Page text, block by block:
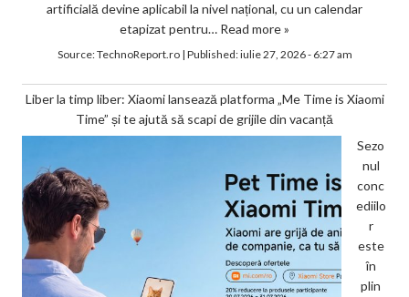
artificială devine aplicabil la nivel național, cu un calendar
etapizat pentru… Read more »
Source:TechnoReport.ro| Published:iulie 27, 2026 - 6:27 am
Liber la timp liber: Xiaomi lansează platforma „Me Time is Xiaomi
Time” și te ajută să scapi de grijile din vacanță
Sezo
nul
conc
ediilo
r
este
în
plin